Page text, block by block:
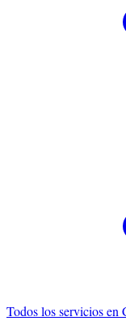
Todos los servicios en